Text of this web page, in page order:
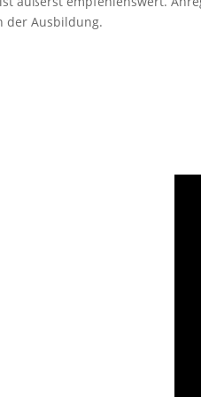
der Ausbildung.